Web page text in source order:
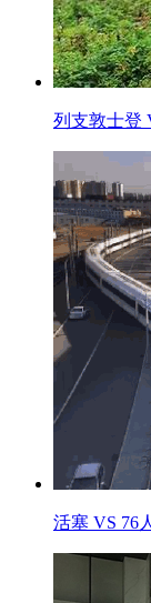
列支敦士登
活塞 VS 76人